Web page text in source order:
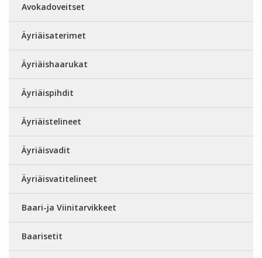
Avokadoveitset
Äyriäisaterimet
Äyriäishaarukat
Äyriäispihdit
Äyriäistelineet
Äyriäisvadit
Äyriäisvatitelineet
Baari-ja Viinitarvikkeet
Baarisetit